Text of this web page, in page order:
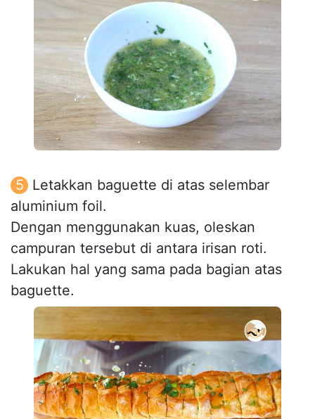
Letakkan baguette di atas selembar
aluminium foil.
Dengan menggunakan kuas, oleskan
campuran tersebut di antara irisan roti.
Lakukan hal yang sama pada bagian atas
baguette.